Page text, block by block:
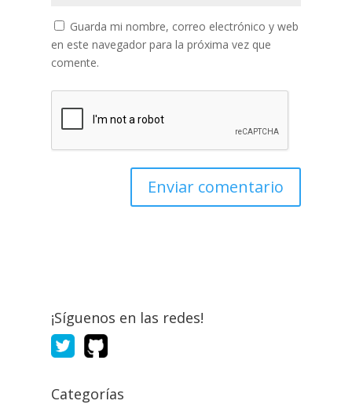
Guarda mi nombre, correo electrónico y web
en este navegador para la próxima vez que
comente.
¡Síguenos en las redes!
Categorías